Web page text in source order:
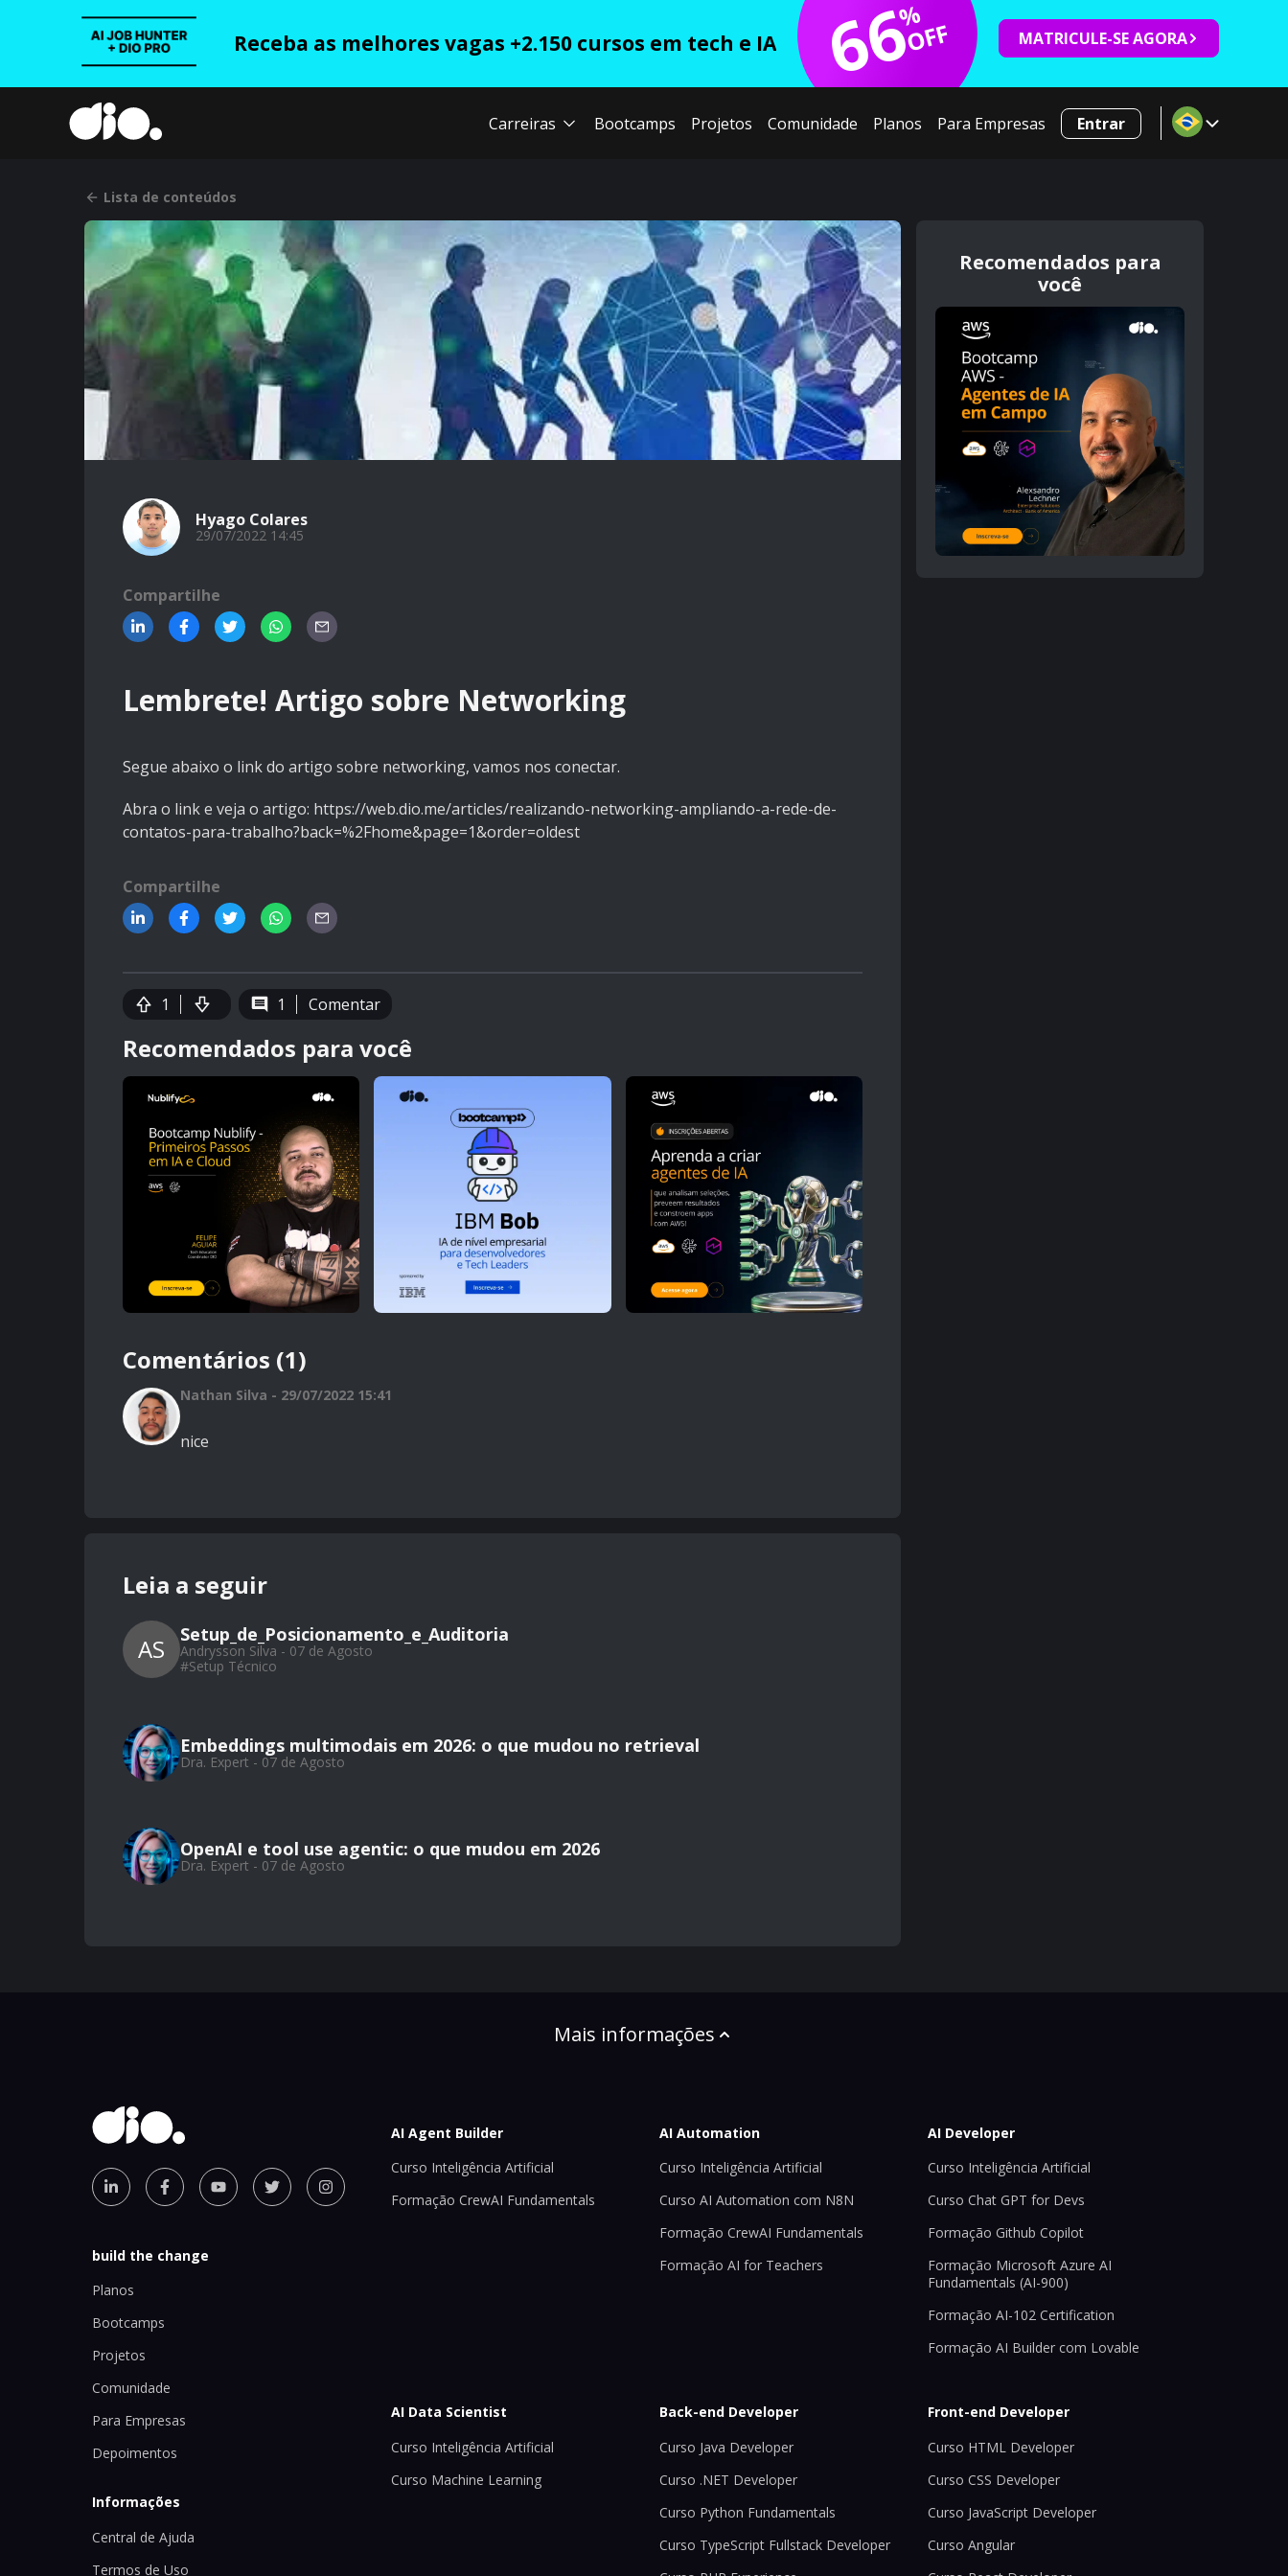
Receba as melhores vagas +2.150 cursos em tech e IA 66
%
OFF MATRICULE-SE AGORA
Carreiras Bootcamps Projetos Comunidade Planos Para Empresas Entrar
Lista de conteúdos
Hyago Colares
29/07/2022 14:45
Compartilhe
Lembrete! Artigo sobre Networking
Segue abaixo o link do artigo sobre networking, vamos nos conectar.
Abra o link e veja o artigo: https://web.dio.me/articles/realizando-networking-ampliando-a-rede-de-
contatos-para-trabalho?back=%2Fhome&page=1&order=oldest
Compartilhe
1 1 Comentar
Recomendados para você
Comentários (1)
Nathan Silva - 29/07/2022 15:41
nice
Leia a seguir
AS Setup_de_Posicionamento_e_Auditoria
Andrysson Silva - 07 de Agosto
#Setup Técnico
Embeddings multimodais em 2026: o que mudou no retrieval
Dra. Expert - 07 de Agosto
OpenAI e tool use agentic: o que mudou em 2026
Dra. Expert - 07 de Agosto
Recomendados para
você
Mais informações
build the change
Planos
Bootcamps
Projetos
Comunidade
Para Empresas
Depoimentos
Informações
Central de Ajuda
Termos de Uso
AI Agent Builder
Curso Inteligência Artificial
Formação CrewAI Fundamentals
AI Automation
Curso Inteligência Artificial
Curso AI Automation com N8N
Formação CrewAI Fundamentals
Formação AI for Teachers
AI Developer
Curso Inteligência Artificial
Curso Chat GPT for Devs
Formação Github Copilot
Formação Microsoft Azure AI
Fundamentals (AI-900)
Formação AI-102 Certification
Formação AI Builder com Lovable
AI Data Scientist
Curso Inteligência Artificial
Curso Machine Learning
Back-end Developer
Curso Java Developer
Curso .NET Developer
Curso Python Fundamentals
Curso TypeScript Fullstack Developer
Front-end Developer
Curso HTML Developer
Curso CSS Developer
Curso JavaScript Developer
Curso Angular